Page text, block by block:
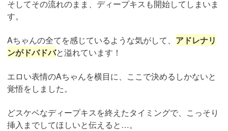
そしてその流れのまま、ディープキスも開始してしまいま
す。
Aちゃんの全てを感じているような気がして、 アドレナリ
ンがドバドバと溢れています！
エロい表情のAちゃんを横目に、ここで決めるしかないと
覚悟をしました。
どスケベなディープキスを終えたタイミングで、こっそり
挿入までしてほしいと伝えると…。